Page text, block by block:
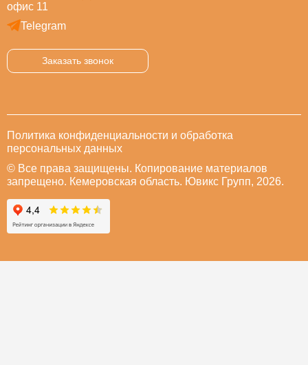
офис 11
Telegram
Заказать звонок
Политика конфиденциальности и обработка
персональных данных
© Все права защищены. Копирование материалов
запрещено. Кемеровская область. Ювикс Групп, 2026.